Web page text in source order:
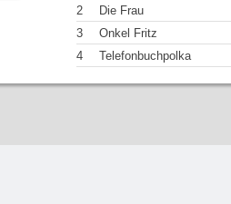
2
Die Frau
3
Onkel Fritz
4
Telefonbuchpolka